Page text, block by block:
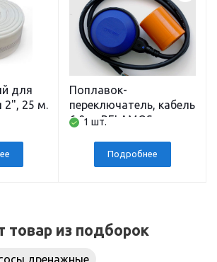
для
2", 25 м.
Поплавок-
переключатель, кабель
6,0 м. BELAMOS
1 шт.
Подробнее
товар из подборок
дренажные